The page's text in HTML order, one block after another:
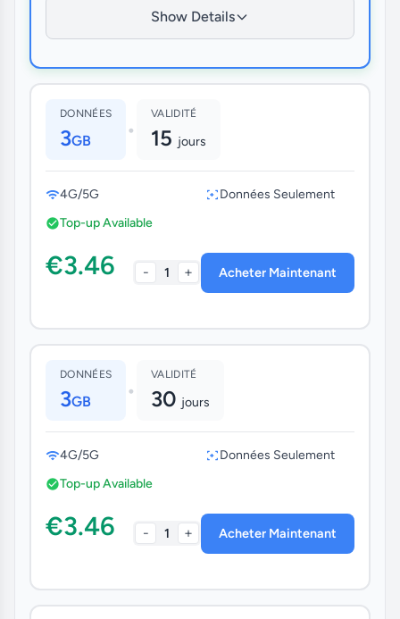
Show Details
DONNÉES
3GB •
VALIDITÉ
15 jours
4G/5G
Données Seulement
Top-up Available
€3.46 - 1 + Acheter Maintenant
DONNÉES
3GB •
VALIDITÉ
30 jours
4G/5G
Données Seulement
Top-up Available
€3.46 - 1 + Acheter Maintenant